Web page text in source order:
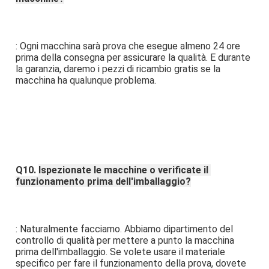
: Ogni macchina sarà prova che esegue almeno 24 ore
prima della consegna per assicurare la qualità. E durante
la garanzia, daremo i pezzi di ricambio gratis se la
macchina ha qualunque problema.
Q10. Ispezionate le macchine o verificate il
funzionamento prima dell'imballaggio?
: Naturalmente facciamo. Abbiamo dipartimento del
controllo di qualità per mettere a punto la macchina
prima dell'imballaggio. Se volete usare il materiale
specifico per fare il funzionamento della prova, dovete